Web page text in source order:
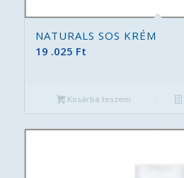
NATURALS SOS KRÉM
19 .025 Ft
Kosárba teszem